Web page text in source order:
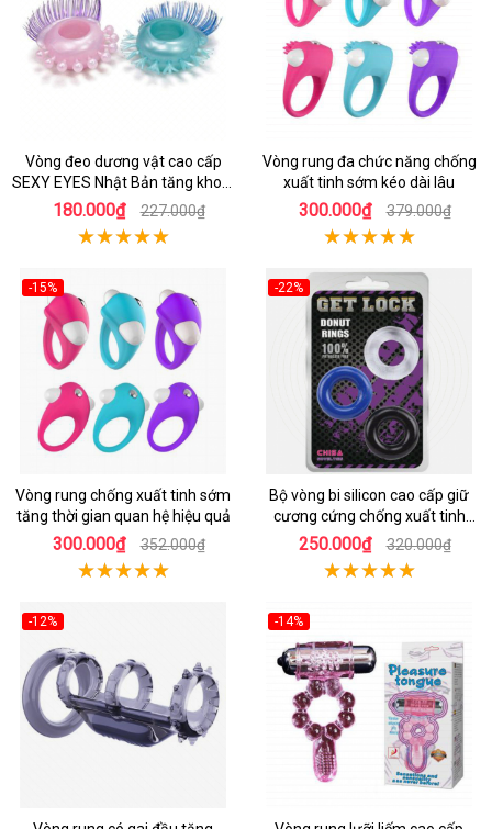
Vòng đeo dương vật cao cấp
SEXY EYES Nhật Bản tăng khoái
cảm
180.000₫ 227.000₫
Vòng rung đa chức năng chống
xuất tinh sớm kéo dài lâu
300.000₫ 379.000₫
-15%
Vòng rung chống xuất tinh sớm
tăng thời gian quan hệ hiệu quả
300.000₫ 352.000₫
-22%
Bộ vòng bi silicon cao cấp giữ
cương cứng chống xuất tinh
sớm
250.000₫ 320.000₫
-12% -14%